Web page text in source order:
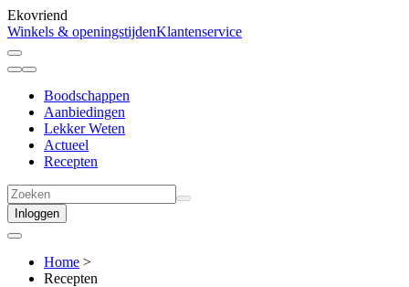
Ekovriend
Winkels & openingstijdenKlantenservice
Boodschappen
Aanbiedingen
Lekker Weten
Actueel
Recepten
Inloggen
Home >
Recepten